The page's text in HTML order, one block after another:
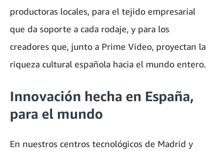
productoras locales, para el tejido empresarial
que da soporte a cada rodaje, y para los
creadores que, junto a Prime Video, proyectan la
riqueza cultural española hacia el mundo entero.
Innovación hecha en España,
para el mundo
En nuestros centros tecnológicos de Madrid y